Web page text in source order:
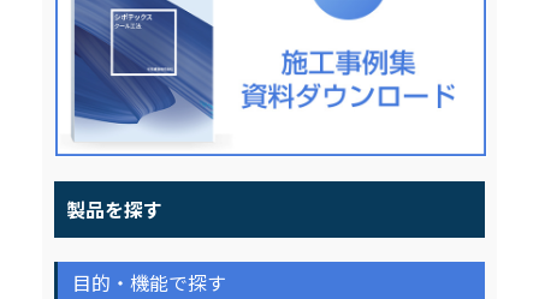
製品を探す
目的・機能で探す